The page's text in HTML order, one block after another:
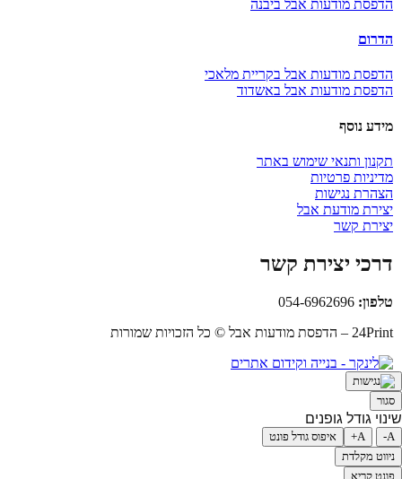
הדפסת מודעות אבל ביבנה
הדרום
הדפסת מודעות אבל בקריית מלאכי
הדפסת מודעות אבל באשדוד
מידע נוסף
תקנון ותנאי שימוש באתר
מדיניות פרטיות
הצהרת נגישות
יצירת מודעת אבל
יצירת קשר
דרכי יצירת קשר
טלפון:
24Print – הדפסת מודעות אבל © כל הזכויות שמורות
סגור
שינוי גודל גופנים
A-
A+
איפוס גודל פונט
ניווט מקלדת
פונט קריא